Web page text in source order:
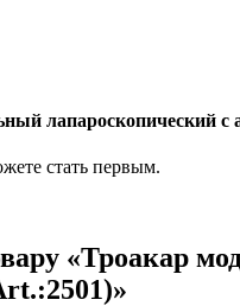
лапароскопический
стать первым.
«Троакар